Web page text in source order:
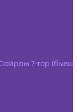
7-тор (бывш.